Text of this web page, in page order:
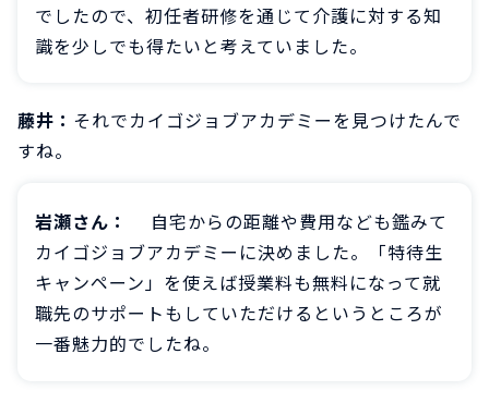
でしたので、初任者研修を通じて介護に対する知
識を少しでも得たいと考えていました。
藤井： それでカイゴジョブアカデミーを見つけたんで
すね。
岩瀬さん：
自宅からの距離や費用なども鑑みて
カイゴジョブアカデミーに決めました。「特待生
キャンペーン」を使えば授業料も無料になって就
職先のサポートもしていただけるというところが
一番魅力的でしたね。